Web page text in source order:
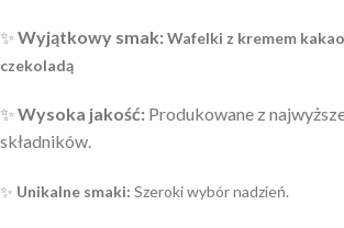
✨ Wyjątkowy smak:Wafelki z kremem
czekoladą
✨ Wysoka jakość: Produkowane z
składników.
✨ Unikalne smaki: Szeroki wybór nadzień.